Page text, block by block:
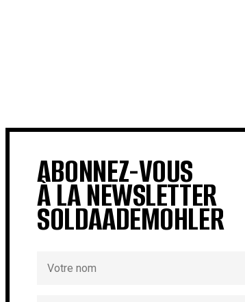
ABONNEZ-VOUS
À LA NEWSLETTER
SOLDAADEMOHLER